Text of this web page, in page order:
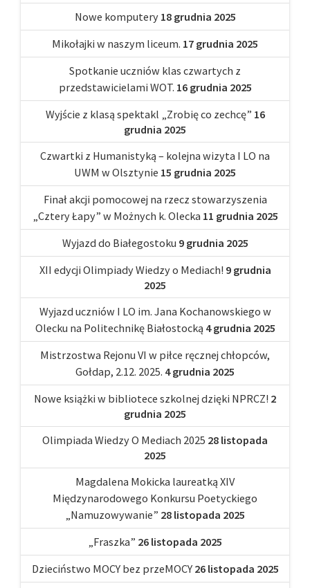
Nowe komputery 18 grudnia 2025
Mikołajki w naszym liceum. 17 grudnia 2025
Spotkanie uczniów klas czwartych z
przedstawicielami WOT. 16 grudnia 2025
Wyjście z klasą spektakl „Zrobię co zechcę” 16
grudnia 2025
Czwartki z Humanistyką – kolejna wizyta I LO na
UWM w Olsztynie 15 grudnia 2025
Finał akcji pomocowej na rzecz stowarzyszenia
„Cztery Łapy” w Możnych k. Olecka 11 grudnia 2025
Wyjazd do Białegostoku 9 grudnia 2025
XII edycji Olimpiady Wiedzy o Mediach! 9 grudnia
2025
Wyjazd uczniów I LO im. Jana Kochanowskiego w
Olecku na Politechnikę Białostocką 4 grudnia 2025
Mistrzostwa Rejonu VI w piłce ręcznej chłopców,
Gołdap, 2.12. 2025. 4 grudnia 2025
Nowe książki w bibliotece szkolnej dzięki NPRCZ! 2
grudnia 2025
Olimpiada Wiedzy O Mediach 2025 28 listopada
2025
Magdalena Mokicka laureatką XIV
Międzynarodowego Konkursu Poetyckiego
„Namuzowywanie” 28 listopada 2025
„Fraszka” 26 listopada 2025
Dzieciństwo MOCY bez przeMOCY 26 listopada 2025